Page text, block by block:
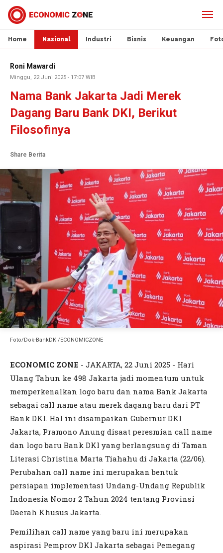
Home Nasional Industri Bisnis Keuangan
Roni Mawardi
Minggu, 22 Juni 2025 - 17:07 WIB
Nama Bank Jakarta Jadi Merek
Dagang Baru Bank DKI, Berikut
Filosofinya
Share Berita
Foto/Dok-BankDKI/ECONOMICZONE
ECONOMIC ZONE - JAKARTA, 22 Juni 2025 - Hari
Ulang Tahun ke 498 Jakarta jadi momentum untuk
memperkenalkan logo baru dan nama Bank Jakarta
sebagai call name atau merek dagang baru dari PT
Bank DKI. Hal ini disampaikan Gubernur DKI
Jakarta, Pramono Anung disaat peresmian call name
dan logo baru Bank DKI yang berlangsung di Taman
Literasi Christina Marta Tiahahu di Jakarta (22/06).
Perubahan call name ini merupakan bentuk
persiapan implementasi Undang-Undang Republik
Indonesia Nomor 2 Tahun 2024 tentang Provinsi
Daerah Khusus Jakarta.
Pemilihan call name yang baru ini merupakan
aspirasi Pemprov DKI Jakarta sebagai Pemegang